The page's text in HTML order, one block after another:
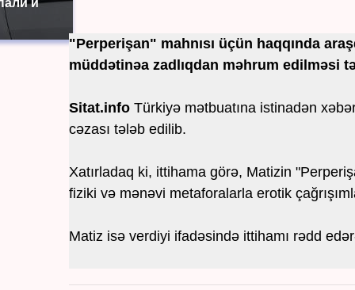
и
"Perperişan" mahnısı üçün haqqında
müddətinəa zadlıqdan məhrum edilməsi
Sitat.info Türkiyə mətbuatına istinadən
cəzası tələb edilib.
Xatırladaq ki, ittihama görə, Matizin
fiziki və mənəvi metaforalarla erotik
Matiz isə verdiyi ifadəsində ittihamı rədd